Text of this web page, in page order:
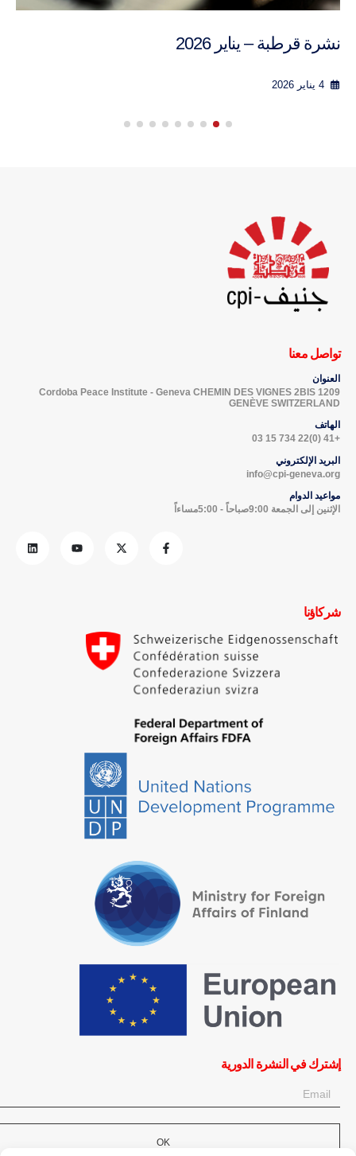
نشرة قرطبة – يناير 2026
تواصل معنا
العنوان
Cordoba Peace Institute - Geneva CHEMIN DES VIGNES 2BIS 1209
GENÈVE SWITZERLAND
الهاتف
+41 (0)22 734 15 03
البريد الإلكتروني
info@cpi-geneva.org
مواعيد الدوام
الإثنين إلى الجمعة 9:00صباحاً - 5:00مساءاً
شركاؤنا
إشترك في النشرة الدورية
OK